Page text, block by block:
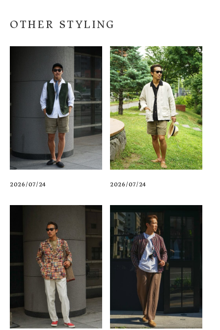
OTHER STYLING
2026/07/24 2026/07/24